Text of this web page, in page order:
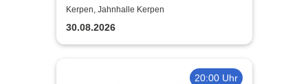
Sommerkonzerte 2026
Kerpen, Jahnhalle Kerpen
30.08.2026
20:00 Uhr